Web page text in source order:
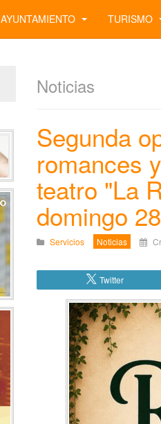
AYUNTAMIENTO TURISMO
Noticias
Segunda
romances
teatro "La
domingo
Servicios Noticias
Twitter